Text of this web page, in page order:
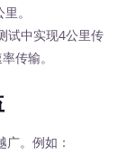
。
试中实现4公里传
传输。
广。例如：